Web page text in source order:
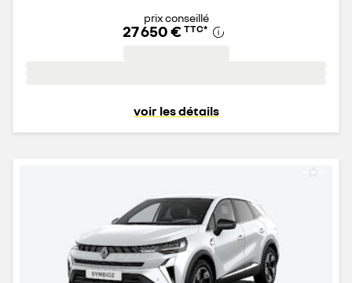
prix conseillé
27 650 € TTC*
voir les détails